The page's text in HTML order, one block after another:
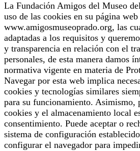
La Fundación Amigos del Museo
uso de las cookies en su página web
www.amigosmuseoprado.org, las
adaptadas a los requisitos y
y transparencia en relación con el
personales, de esta manera damos
normativa vigente en materia de
Navegar por esta web implica
cookies y tecnologías similares
para su funcionamiento. Asimismo,
cookies y el almacenamiento local
consentimiento. Puede aceptar o
sistema de configuración
configurar el navegador para